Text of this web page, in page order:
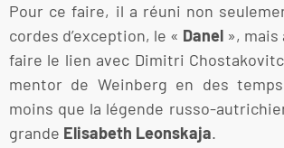
Pour ce faire, il a réuni non
cordes d’exception, le « Danel »,
faire le lien avec Dimitri
mentor de Weinberg en des
moins que la légende russo-
grande Elisabeth Leonskaja.